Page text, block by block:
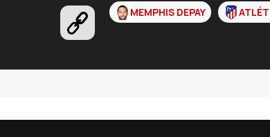
MEMPHIS DEPAY